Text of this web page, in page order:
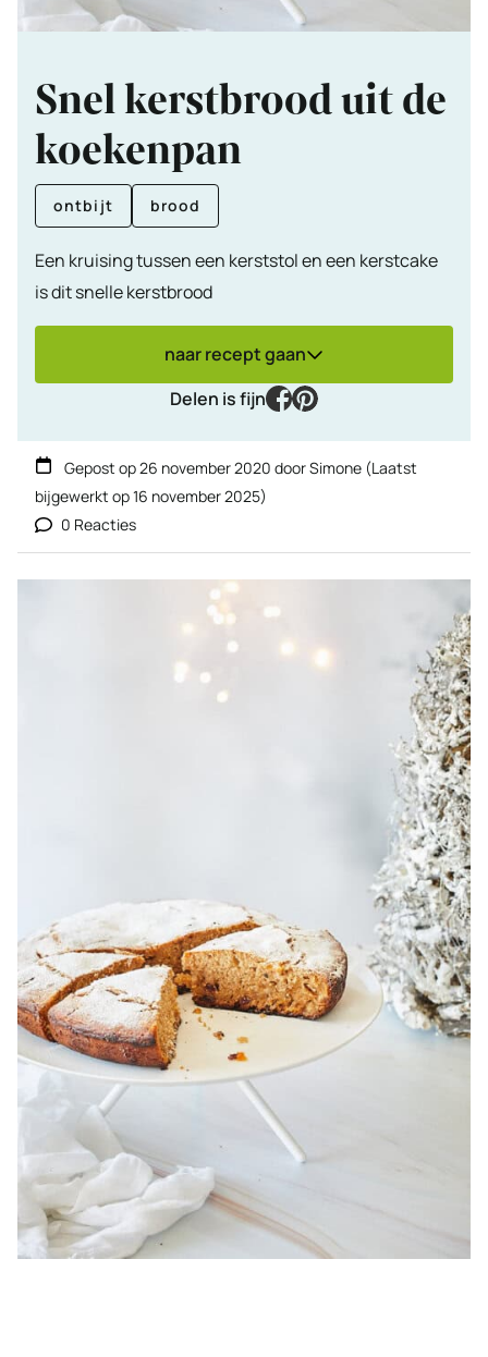
Snel kerstbrood uit de
koekenpan
ontbijt brood
Een kruising tussen een kerststol en een kerstcake
is dit snelle kerstbrood
naar recept gaan
Delen is fijn
facebook
pinterest
Gepost op26 november 2020 doorSimone (Laatst
bijgewerkt op16 november 2025)
0 Reacties